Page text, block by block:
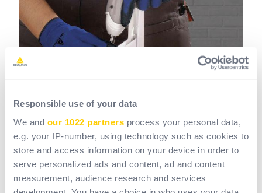
Responsible use of your data
We and our 1022 partners process your personal data,
e.g. your IP-number, using technology such as cookies to
store and access information on your device in order to
serve personalized ads and content, ad and content
measurement, audience research and services
ANSI/ISEA 105 na uživatele
ochranných rukavic?
Pro profesionály představují tyto změny významnou
výhodu:větší přehlednost.